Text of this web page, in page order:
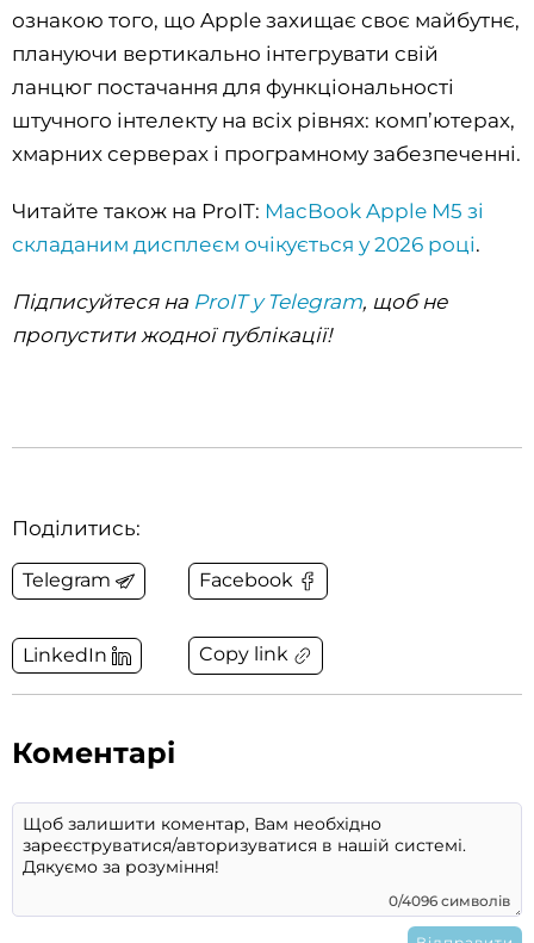
ознакою того, що Apple захищає своє майбутнє,
плануючи вертикально інтегрувати свій
ланцюг постачання для функціональності
штучного інтелекту на всіх рівнях: комп’ютерах,
хмарних серверах і програмному забезпеченні.
Читайте також на ProIT: MacBook Apple M5 зі
складаним дисплеєм очікується у 2026 році.
Підписуйтеся на ProIT у Telegram, щоб не
пропустити жодної публікації!
Поділитись:
Telegram Facebook
LinkedIn Copy link
Коментарі
0/4096 символів